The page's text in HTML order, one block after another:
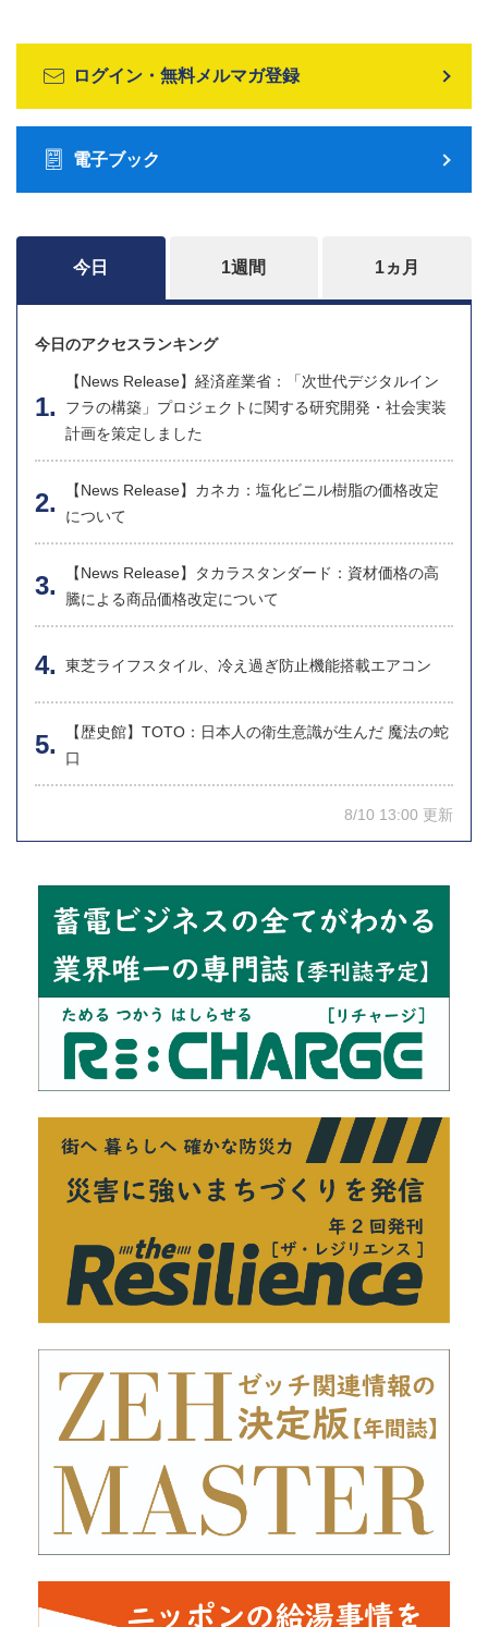
ログイン・無料メルマガ登録
電子ブック
今日 1週間 1ヵ月
今日のアクセスランキング
【News Release】経済産業省：「次世代デジタルイン
フラの構築」プロジェクトに関する研究開発・社会実装
計画を策定しました
【News Release】カネカ：塩化ビニル樹脂の価格改定
について
【News Release】タカラスタンダード：資材価格の高
騰による商品価格改定について
東芝ライフスタイル、冷え過ぎ防止機能搭載エアコン
【歴史館】TOTO：日本人の衛生意識が生んだ 魔法の蛇
口
8/10 13:00 更新